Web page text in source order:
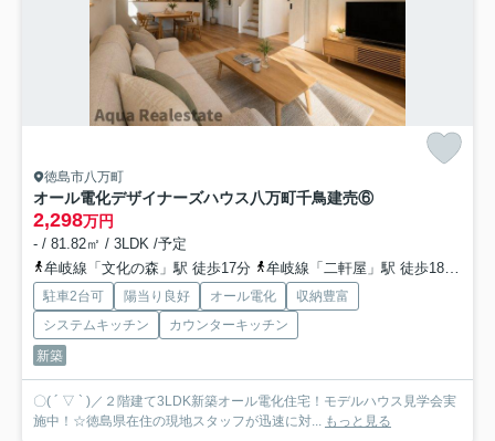
徳島市八万町
オール電化デザイナーズハウス八万町千鳥建売⑥
2,298万円
- / 81.82㎡ / 3LDK /予定
牟岐線「文化の森」駅 徒歩17分
牟岐線「二軒屋」駅 徒歩18分
駐車2台可 陽当り良好 オール電化
収納豊富
システムキッチン
カウンターキッチン
新築
〇( ´ ▽ ` )／２階建て3LDK新築オール電化住宅！モデルハウス見学会実
施中！☆徳島県在住の現地スタッフが迅速に対...
もっと見る